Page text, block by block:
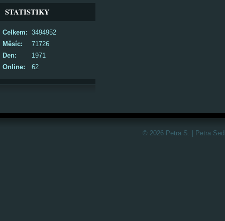
STATISTIKY
Online: 62
Celkem: 3494952
Měsíc:
71726
Den:
1971
© 2026 Petra S. | Petra